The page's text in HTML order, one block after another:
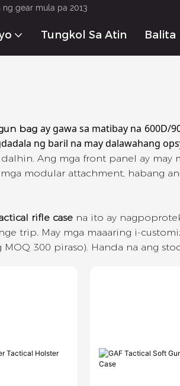
gear mula pa 2013
Tungkol Sa Atin Balita
bag ay gawa sa matibay na 600D/
ng baril na may dalawahang
Ang mga front panel ay may
mga modular attachment, habang
rifle case na ito ay
trip. May mga maaaring i-
300 piraso). Handa na ang